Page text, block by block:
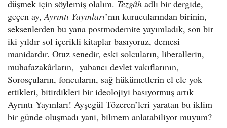
düşmek için söylemiş olalım. Tezgâh adlı bir dergide,
geçen ay,Ayrıntı Yayınları’nın kurucularından birinin,
seksenlerden bu yana postmodernite yayımladık, son bir
iki yıldır sol içerikli kitaplar basıyoruz, demesi
manidardır. Otuz senedir, eski solcuların, liberallerin,
muhafazakârların, yabancı devlet vakıflarının,
Sorosçuların, foncuların, sağ hükümetlerin el ele yok
ettikleri, bitirdikleri bir ideolojiyi basıyormuş artık
Ayrıntı Yayınları! Ayşegül Tözeren’leri yaratan bu iklim
bir günde oluşmadı yani, bilmem anlatabiliyor muyum?